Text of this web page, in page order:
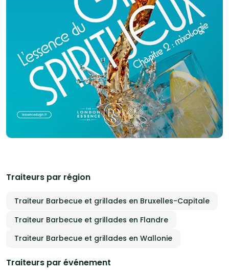
Traiteurs par région
Traiteur Barbecue et grillades en Bruxelles-Capitale
Traiteur Barbecue et grillades en Flandre
Traiteur Barbecue et grillades en Wallonie
Traiteurs par événement